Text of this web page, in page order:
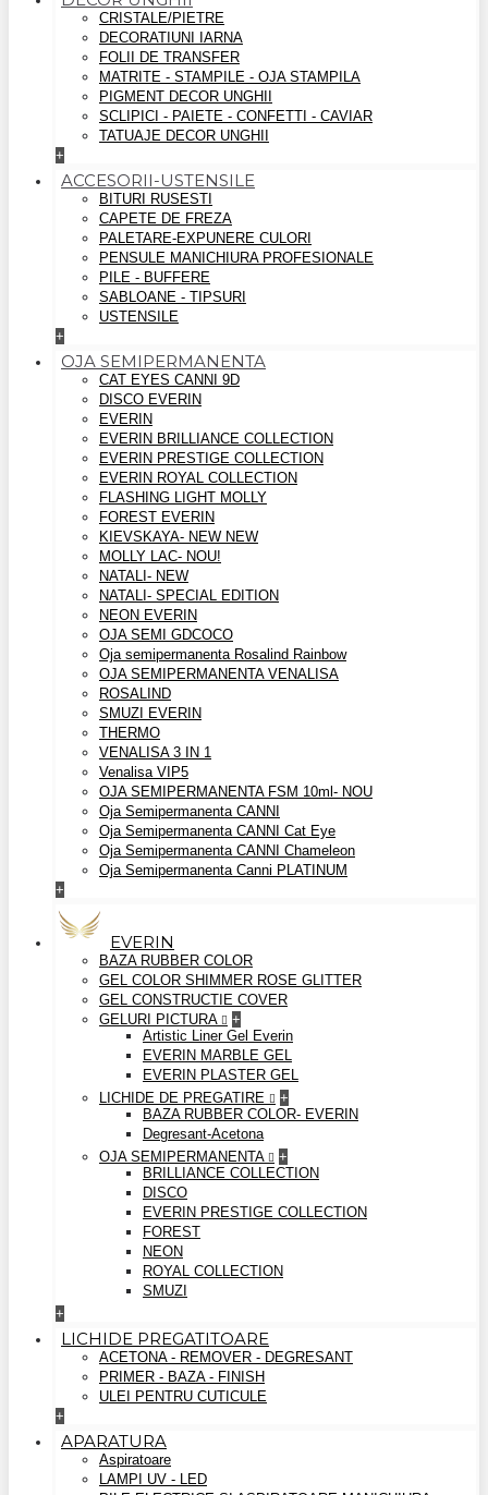
CRISTALE/PIETRE
DECORATIUNI IARNA
FOLII DE TRANSFER
MATRITE - STAMPILE - OJA STAMPILA
PIGMENT DECOR UNGHII
SCLIPICI - PAIETE - CONFETTI - CAVIAR
TATUAJE DECOR UNGHII
+
ACCESORII-USTENSILE
BITURI RUSESTI
CAPETE DE FREZA
PALETARE-EXPUNERE CULORI
PENSULE MANICHIURA PROFESIONALE
PILE - BUFFERE
SABLOANE - TIPSURI
USTENSILE
+
OJA SEMIPERMANENTA
CAT EYES CANNI 9D
DISCO EVERIN
EVERIN
EVERIN BRILLIANCE COLLECTION
EVERIN PRESTIGE COLLECTION
EVERIN ROYAL COLLECTION
FLASHING LIGHT MOLLY
FOREST EVERIN
KIEVSKAYA- NEW NEW
MOLLY LAC- NOU!
NATALI- NEW
NATALI- SPECIAL EDITION
NEON EVERIN
OJA SEMI GDCOCO
Oja semipermanenta Rosalind Rainbow
OJA SEMIPERMANENTA VENALISA
ROSALIND
SMUZI EVERIN
THERMO
VENALISA 3 IN 1
Venalisa VIP5
OJA SEMIPERMANENTA FSM 10ml- NOU
Oja Semipermanenta CANNI
Oja Semipermanenta CANNI Cat Eye
Oja Semipermanenta CANNI Chameleon
Oja Semipermanenta Canni PLATINUM
+
EVERIN
BAZA RUBBER COLOR
GEL COLOR SHIMMER ROSE GLITTER
GEL CONSTRUCTIE COVER
GELURI PICTURA
+
Artistic Liner Gel Everin
EVERIN MARBLE GEL
EVERIN PLASTER GEL
LICHIDE DE PREGATIRE
+
BAZA RUBBER COLOR- EVERIN
Degresant-Acetona
OJA SEMIPERMANENTA
+
BRILLIANCE COLLECTION
DISCO
EVERIN PRESTIGE COLLECTION
FOREST
NEON
ROYAL COLLECTION
SMUZI
+
LICHIDE PREGATITOARE
ACETONA - REMOVER - DEGRESANT
PRIMER - BAZA - FINISH
ULEI PENTRU CUTICULE
+
APARATURA
Aspiratoare
LAMPI UV - LED